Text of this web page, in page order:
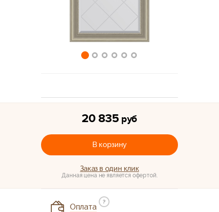
20 835 руб
В корзину
Заказ в один клик
Данная цена не является офертой.
Оплата
?